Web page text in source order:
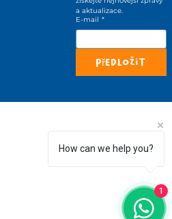
a aktualizace.
E-mail *
Předložit
How can we help you?
1